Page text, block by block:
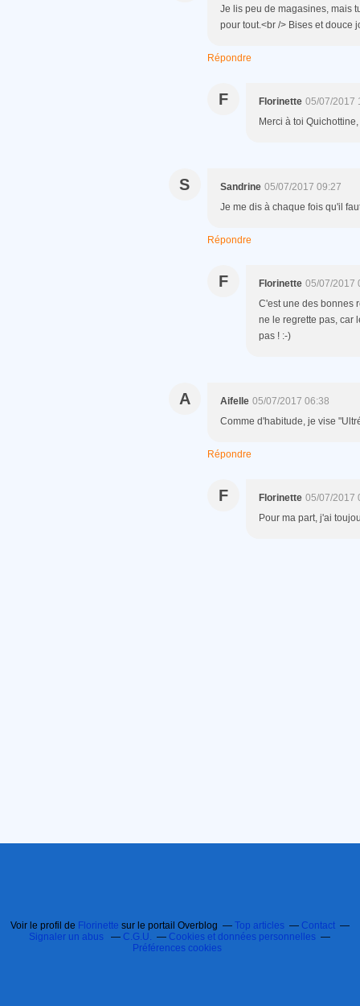
Je lis peu de magasines, mais
pour tout.<br /> Bises et douce
Répondre
F Florinette 05/07/2017
Merci à toi
S Sandrine 05/07/2017 09:27
Je me dis à chaque fois qu'il
Répondre
F Florinette 05/07/2017
C'est une des bonnes
ne le regrette pas, car
pas ! :-)
A Aifelle 05/07/2017 06:38
Comme d'habitude, je vise
Répondre
F Florinette 05/07/2017
Pour ma part, j'ai
Voir le profil de Florinette sur le portail Overblog Top articles
Contact
Signaler un abus
C.G.U.
Cookies et données personnelles
Préférences cookies